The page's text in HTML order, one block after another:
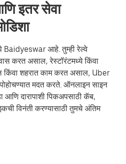
इतर सेवा
आहे. तुम्ही रेल्वे
करत असाल, रेस्टॉरंटमध्ये किंवा
किंवा शहरात काम करत असाल, Uber
मदत करते. ऑनलाइन साइन
दारापाशी पिकअपसाठी कॅब,
विनंती करण्यासाठी तुमचे अंतिम